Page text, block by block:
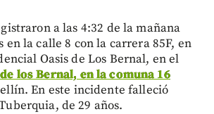
a las 4:32 de la mañana
en la calle 8 con la carrera 85F, en
Oasis de Los Bernal, en el
los Bernal, en la comuna 16
En este incidente falleció
de 29 años.